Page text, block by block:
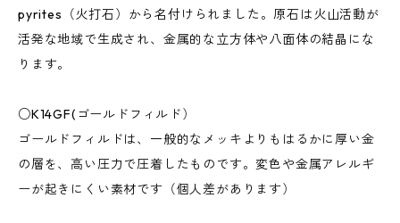
pyrites（火打石）から名付けられました。原石は火山活動が
活発な地域で生成され、金属的な立方体や八面体の結晶にな
ります。
○K14GF(ゴールドフィルド）
ゴールドフィルドは、一般的なメッキよりもはるかに厚い金
の層を、高い圧力で圧着したものです。変色や金属アレルギ
ーが起きにくい素材です（個人差があります）